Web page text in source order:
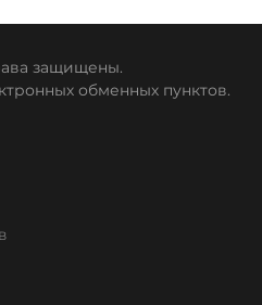
защищены.
обменных пунктов.